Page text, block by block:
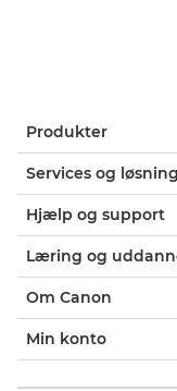
Produkter
Services og
Hjælp og support
Læring og
Om Canon
Min konto